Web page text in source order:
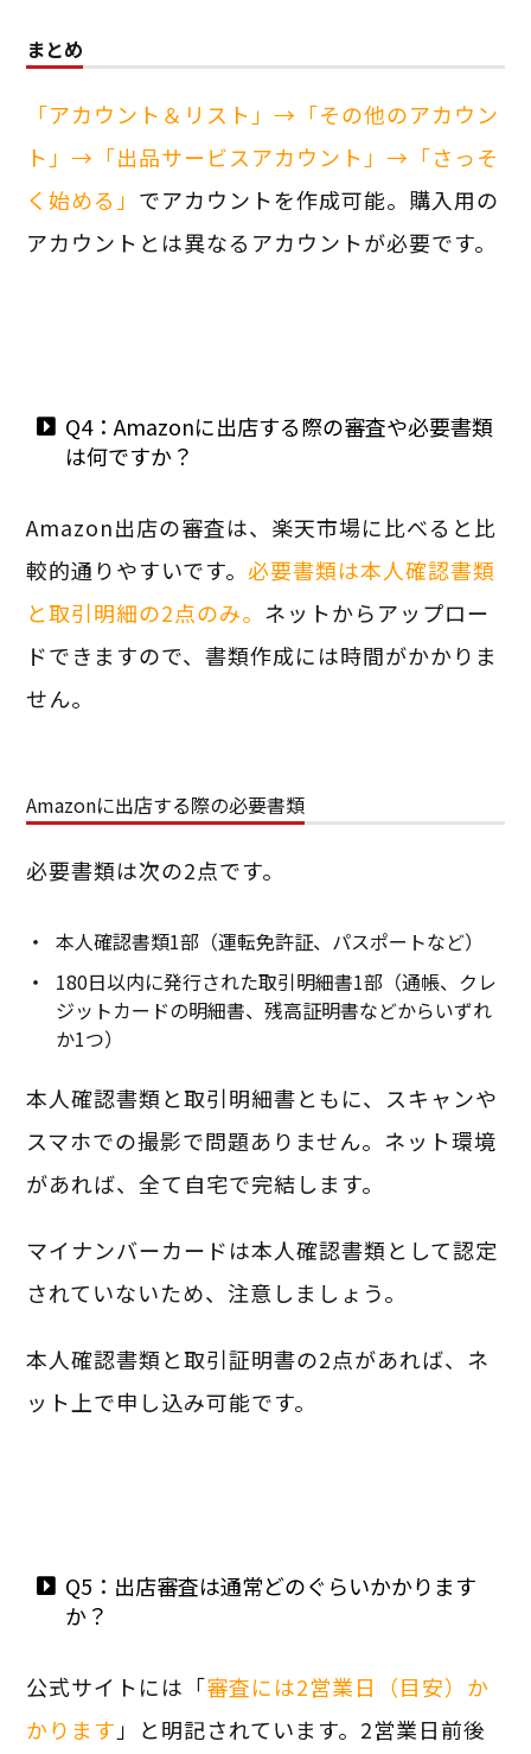
まとめ
「アカウント＆リスト」→「その他のアカウン
ト」→「出品サービスアカウント」→「さっそ
く始める」 でアカウントを作成可能。購入用の
アカウントとは異なるアカウントが必要です。
Q4：Amazonに出店する際の審査や必要書類
は何ですか？
Amazon出店の審査は、楽天市場に比べると比
較的通りやすいです。必要書類は本人確認書類
と取引明細の2点のみ。 ネットからアップロー
ドできますので、書類作成には時間がかかりま
せん。
Amazonに出店する際の必要書類
必要書類は次の2点です。
本人確認書類1部（運転免許証、パスポートなど）
180日以内に発行された取引明細書1部（通帳、クレ
ジットカードの明細書、残高証明書などからいずれ
か1つ）
本人確認書類と取引明細書ともに、スキャンや
スマホでの撮影で問題ありません。ネット環境
があれば、全て自宅で完結します。
マイナンバーカードは本人確認書類として認定
されていないため、注意しましょう。
本人確認書類と取引証明書の2点があれば、ネ
ット上で申し込み可能です。
Q5：出店審査は通常どのぐらいかかります
か？
公式サイトには「審査には2営業日（目安）か
かります 」と明記されています。2営業日前後